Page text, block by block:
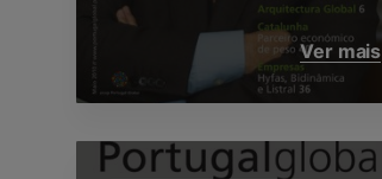
Ver mais